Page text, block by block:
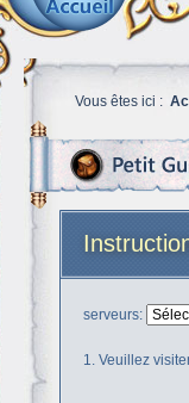
Vous êtes ici :
serveurs:
1. Veuillez